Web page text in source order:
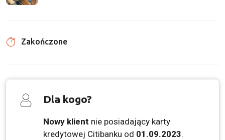
Zakończone
Dla kogo?
Nowy klient nie posiadający karty
kredytowej Citibanku od 01.09.2023.